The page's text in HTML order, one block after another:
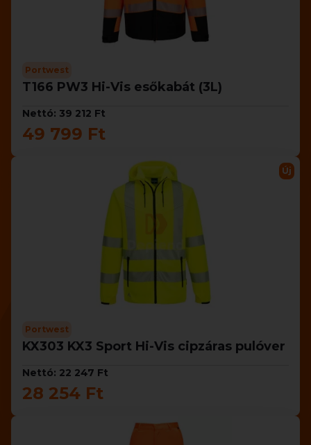
Portwest
T166 PW3 Hi-Vis esőkabát (3L)
Nettó: 39 212 Ft
49 799 Ft
Új
Portwest
KX303 KX3 Sport Hi-Vis cipzáras pulóver
Nettó: 22 247 Ft
28 254 Ft